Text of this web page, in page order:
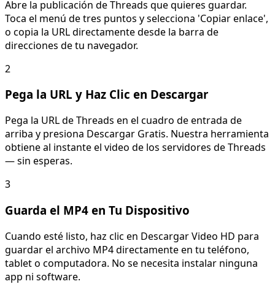
Abre la publicación de Threads que quieres guardar.
Toca el menú de tres puntos y selecciona 'Copiar enlace',
o copia la URL directamente desde la barra de
direcciones de tu navegador.
2
Pega la URL y Haz Clic en Descargar
Pega la URL de Threads en el cuadro de entrada de
arriba y presiona Descargar Gratis. Nuestra herramienta
obtiene al instante el video de los servidores de Threads
— sin esperas.
3
Guarda el MP4 en Tu Dispositivo
Cuando esté listo, haz clic en Descargar Video HD para
guardar el archivo MP4 directamente en tu teléfono,
tablet o computadora. No se necesita instalar ninguna
app ni software.